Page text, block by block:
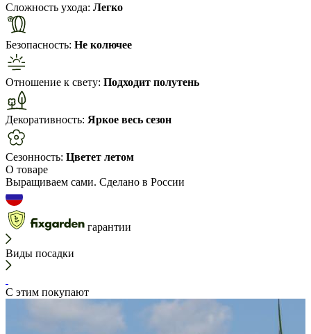
Сложность ухода: Легко
Безопасность: Не колючее
Отношение к свету: Подходит полутень
Декоративность: Яркое весь сезон
Сезонность: Цветет летом
О товаре
Выращиваем сами. Сделано в России
гарантии
Виды посадки
С этим покупают